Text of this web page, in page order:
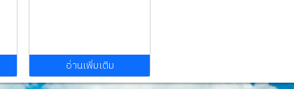
อ่านเพิ่มเติม